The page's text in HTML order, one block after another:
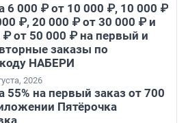
6 000 ₽ от 10 000 ₽, 10 000 ₽
₽, 20 000 ₽ от 30 000 ₽ и
₽ от 50 000 ₽ на первый и
заказы по
НАБЕРИ
2026
55% на первый заказ от 700
Пятёрочка